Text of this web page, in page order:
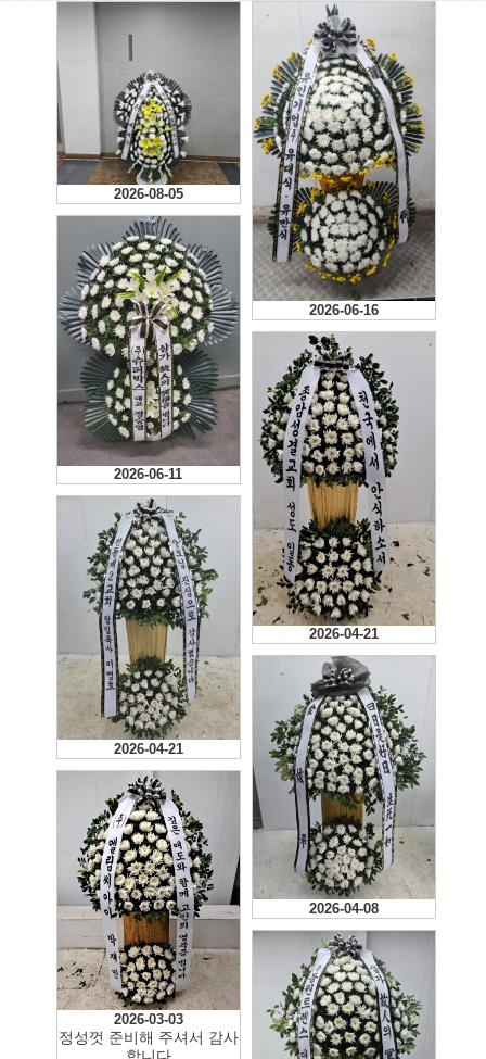
2026-08-05
2026-06-16
2026-06-11
2026-04-21
2026-04-21
2026-04-08
2026-03-03
정성껏 준비해 주셔서 감사